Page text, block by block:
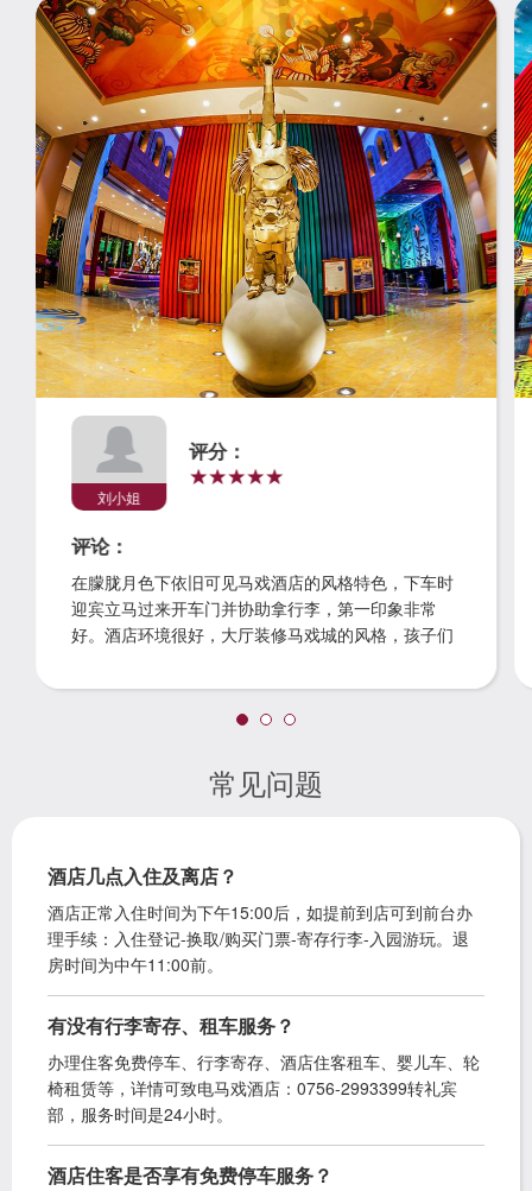
刘小姐
评分：
评论：
在朦胧月色下依旧可见马戏酒店的风格特色，下车时
迎宾立马过来开车门并协助拿行李，第一印象非常
好。酒店环境很好，大厅装修马戏城的风格，孩子们
看到酒店小管家的贴心留言和服务，让人很是感动。
在酒店售票大厅购买海洋王国的票有优惠，还提供免
常见问题
酒店几点入住及离店？
酒店正常入住时间为下午15:00后，如提前到店可到前台办
理手续：入住登记-换取/购买门票-寄存行李-入园游玩。退
房时间为中午11:00前。
有没有行李寄存、租车服务？
办理住客免费停车、行李寄存、酒店住客租车、婴儿车、轮
椅租赁等，详情可致电马戏酒店：0756-2993399转礼宾
部，服务时间是24小时。
酒店住客是否享有免费停车服务？